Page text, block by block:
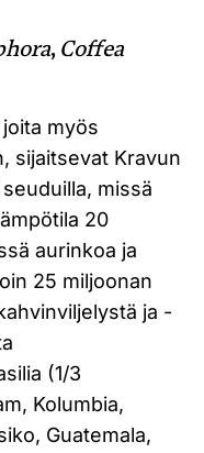
, Coffea
myös
sijaitsevat Kravun
missä
20
aurinkoa ja
25 miljoonan
ja -
(1/3
Kolumbia,
Guatemala,